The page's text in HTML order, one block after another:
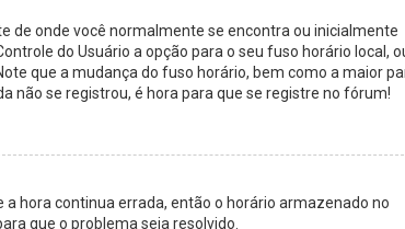
de onde você normalmente se encontra ou inicialmente
do Usuário a opção para o seu fuso horário local,
que a mudança do fuso horário, bem como a maior
não se registrou, é hora para que se registre no fórum!
hora continua errada, então o horário armazenado no
que o problema seja resolvido.